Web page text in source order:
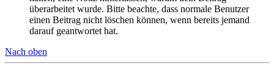
überarbeitet wurde. Bitte beachte, dass normale Benutzer
einen Beitrag nicht löschen können, wenn bereits jemand
darauf geantwortet hat.
Nach oben